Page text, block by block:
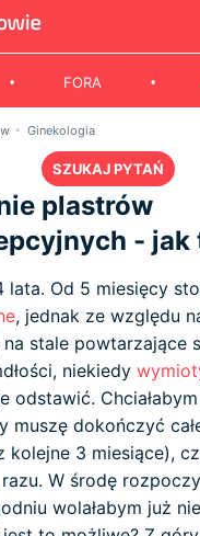
FORA
Ginekologia
SZUKAJ PYTAŃ
plastrów
- jak
lata. Od 5 miesięcy
, jednak ze względu
stale powtarzające
niekiedy
odstawić.
muszę dokończyć
kolejne 3 miesiące),
W środę
wolałabym już